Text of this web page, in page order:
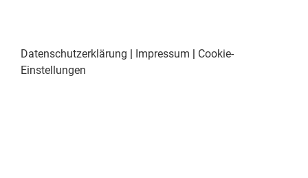
Datenschutzerklärung | Impressum | Cookie-
Einstellungen